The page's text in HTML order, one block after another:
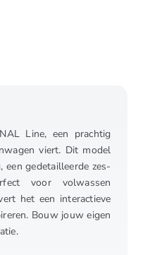
Line, een prachtig
viert. Dit model
gedetailleerde zes-
voor volwassen
het een interactieve
Bouw jouw eigen